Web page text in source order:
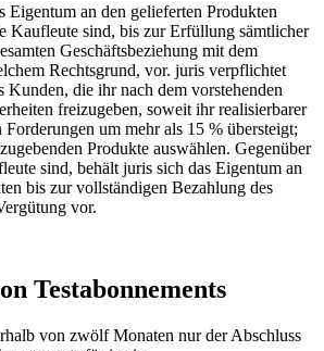
Eigentum an den gelieferten Produkten
Kaufleute sind, bis zur Erfüllung sämtlicher
Geschäftsbeziehung mit dem
Rechtsgrund, vor. juris verpflichtet
Kunden, die ihr nach dem vorstehenden
freizugeben, soweit ihr realisierbarer
um mehr als 15 % übersteigt;
Produkte auswählen. Gegenüber
sind, behält juris sich das Eigentum an
bis zur vollständigen Bezahlung des
vor.
Testabonnements
von zwölf Monaten nur der Abschluss